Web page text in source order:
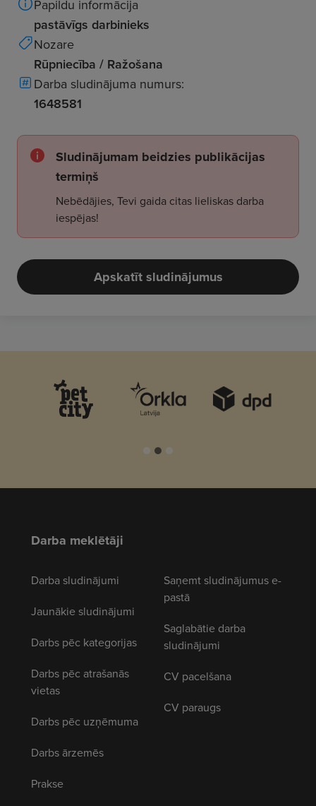
Papildu informācija
pastāvīgs darbinieks
Nozare
Rūpniecība / Ražošana
Darba sludinājuma numurs:
1648581
Sludinājumam beidzies publikācijas
termiņš
Nebēdājies, Tevi gaida citas lieliskas darba
iespējas!
Apskatīt sludinājumus
Darba meklētāji
Darba sludinājumi
Jaunākie sludinājumi
Darbs pēc kategorijas
Darbs pēc atrašanās
vietas
Darbs pēc uzņēmuma
Darbs ārzemēs
Prakse
Saņemt sludinājumus e-
pastā
Saglabātie darba
sludinājumi
CV pacelšana
CV paraugs